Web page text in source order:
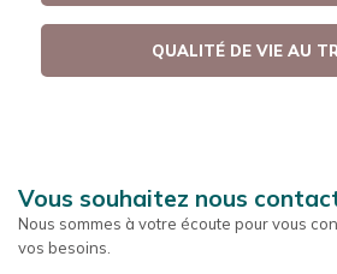
QUALITÉ DE VIE AU
Vous souhaitez nous
Nous sommes à votre écoute pour vous
vos besoins.